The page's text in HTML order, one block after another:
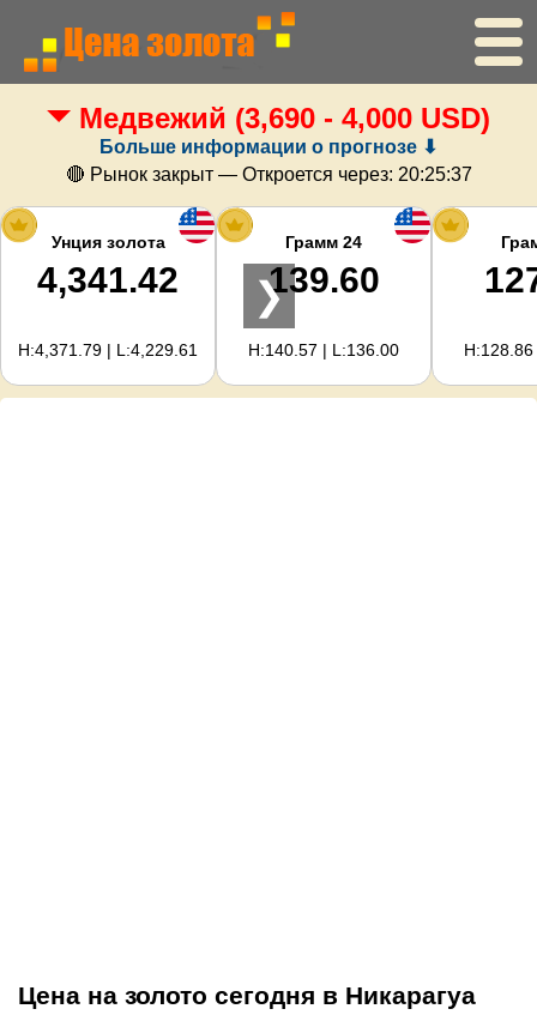
Главная
Цена золота
Цена серебра
Калькулятор золота
Для вебмастеров
Медвежий (3,690 - 4,000 USD)
Больше информации о прогнозе ⬇
🔴 Рынок закрыт — Откроется через: 20:25:37
Унция золота
4,341.42
H:4,371.79 | L:4,229.61
Грамм 24
139.60
H:140.57 | L:136.00
❯
Цена на золото сегодня в Никарагуа